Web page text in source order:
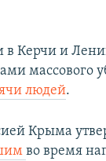
в Керчи и
массового
людей.
Крыма
во время